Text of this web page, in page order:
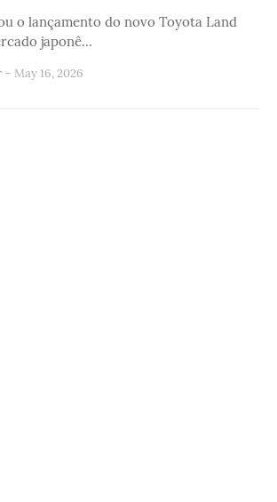
o lançamento do novo Toyota Land
japonê…
- May 16, 2026